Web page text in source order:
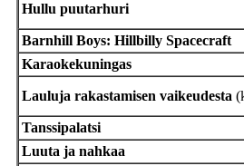
Hullu puutarhuri
Barnhill Boys: Hillbilly Spacecraft
Karaokekuningas
Lauluja rakastamisen vaikeudesta
Tanssipalatsi
Luuta ja nahkaa